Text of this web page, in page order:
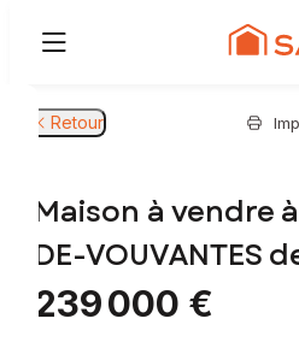
Retour
Maison à vendre
DE-VOUVANTES
239 000 €